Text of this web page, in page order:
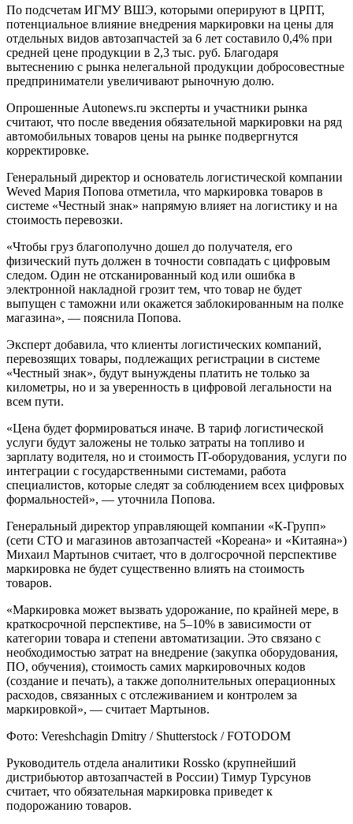
По подсчетам ИГМУ ВШЭ, которыми оперируют в ЦРПТ,
потенциальное влияние внедрения маркировки на цены для
отдельных видов автозапчастей за 6 лет составило 0,4% при
средней цене продукции в 2,3 тыс. руб. Благодаря
вытеснению с рынка нелегальной продукции добросовестные
предприниматели увеличивают рыночную долю.
Опрошенные Autonews.ru эксперты и участники рынка
считают, что после введения обязательной маркировки на ряд
автомобильных товаров цены на рынке подвергнутся
корректировке.
Генеральный директор и основатель логистической компании
Weved Мария Попова отметила, что маркировка товаров в
системе «Честный знак» напрямую влияет на логистику и на
стоимость перевозки.
«Чтобы груз благополучно дошел до получателя, его
физический путь должен в точности совпадать с цифровым
следом. Один не отсканированный код или ошибка в
электронной накладной грозит тем, что товар не будет
выпущен с таможни или окажется заблокированным на полке
магазина», — пояснила Попова.
Эксперт добавила, что клиенты логистических компаний,
перевозящих товары, подлежащих регистрации в системе
«Честный знак», будут вынуждены платить не только за
километры, но и за уверенность в цифровой легальности на
всем пути.
«Цена будет формироваться иначе. В тариф логистической
услуги будут заложены не только затраты на топливо и
зарплату водителя, но и стоимость IT-оборудования, услуги по
интеграции с государственными системами, работа
специалистов, которые следят за соблюдением всех цифровых
формальностей», — уточнила Попова.
Генеральный директор управляющей компании «К-Групп»
(сети СТО и магазинов автозапчастей «Кореана» и «Китаяна»)
Михаил Мартынов считает, что в долгосрочной перспективе
маркировка не будет существенно влиять на стоимость
товаров.
«Маркировка может вызвать удорожание, по крайней мере, в
краткосрочной перспективе, на 5–10% в зависимости от
категории товара и степени автоматизации. Это связано с
необходимостью затрат на внедрение (закупка оборудования,
ПО, обучения), стоимость самих маркировочных кодов
(создание и печать), а также дополнительных операционных
расходов, связанных с отслеживанием и контролем за
маркировкой», — считает Мартынов.
Фото: Vereshchagin Dmitry / Shutterstock / FOTODOM
Руководитель отдела аналитики Rossko (крупнейший
дистрибьютор автозапчастей в России) Тимур Турсунов
считает, что обязательная маркировка приведет к
подорожанию товаров.